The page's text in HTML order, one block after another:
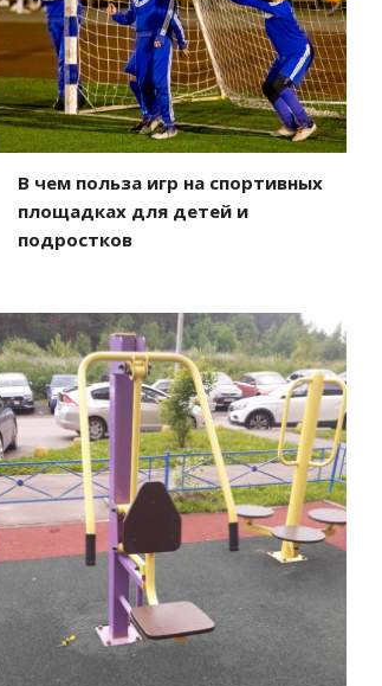
В чем польза игр на спортивных
площадках для детей и
подростков